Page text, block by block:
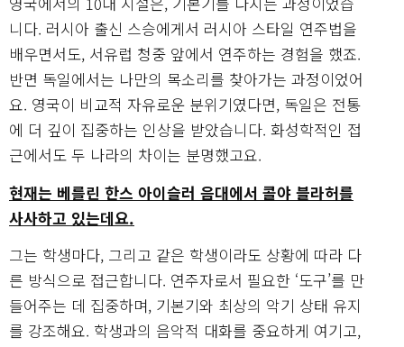
니다. 러시아 출신 스승에게서 러시아 스타일 연주법을
배우면서도, 서유럽 청중 앞에서 연주하는 경험을 했죠.
반면 독일에서는 나만의 목소리를 찾아가는 과정이었어
요. 영국이 비교적 자유로운 분위기였다면, 독일은 전통
에 더 깊이 집중하는 인상을 받았습니다. 화성학적인 접
근에서도 두 나라의 차이는 분명했고요.
현재는 베를린 한스 아이슬러 음대에서 콜야 블라허를
사사하고 있는데요.
그는 학생마다, 그리고 같은 학생이라도 상황에 따라 다
른 방식으로 접근합니다. 연주자로서 필요한 ‘도구’를 만
들어주는 데 집중하며, 기본기와 최상의 악기 상태 유지
를 강조해요. 학생과의 음악적 대화를 중요하게 여기고,